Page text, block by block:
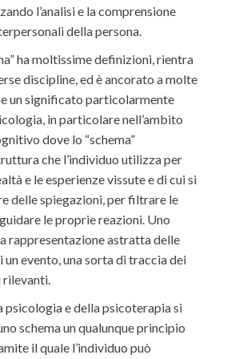
l’analisi e la comprensione
della persona.
ha moltissime definizioni, rientra
discipline, ed è ancorato a molte
un significato particolarmente
in particolare nell’ambito
dove lo “schema”
che l’individuo utilizza per
e le esperienze vissute e di cui si
delle spiegazioni, per filtrare le
le proprie reazioni. Uno
rappresentazione astratta delle
evento, una sorta di traccia dei
rilevanti.
psicologia e della psicoterapia si
schema un qualunque principio
il quale l’individuo può